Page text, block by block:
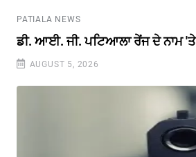
PATIALA NEWS
ਡੀ. ਆਈ. ਜੀ. ਪਟਿਆਲਾ ਰੇਂਜ ਦੇ ਨਾਮ
AUGUST 5, 2026